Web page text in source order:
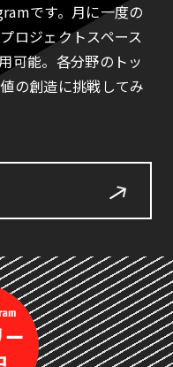
です。月に一度の
ロジェクトスペース
可能。各分野のトッ
の創造に挑戦してみ